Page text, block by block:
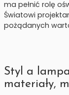
ma pełnić rolę
Światowi
pożądanych
Styl a
materiały,